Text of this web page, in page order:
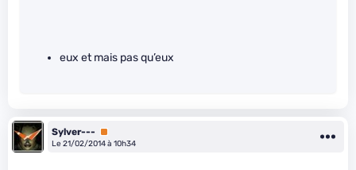
eux et mais pas qu’eux
Sylver---
Premium
Le 21/02/2014 à 10h34